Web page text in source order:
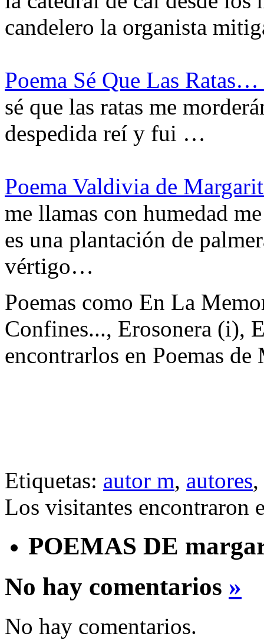
candelero la organista
Poema Sé Que Las
sé que las ratas me
despedida reí y fui …
Poema Valdivia de
me llamas con humedad
es una plantación de
vértigo…
Poemas como En La
Confines..., Erosonera (i),
encontrarlos en Poemas de
Etiquetas: autor m, autores,
Los visitantes encontraron
POEMAS DE
No hay comentarios »
No hay comentarios.